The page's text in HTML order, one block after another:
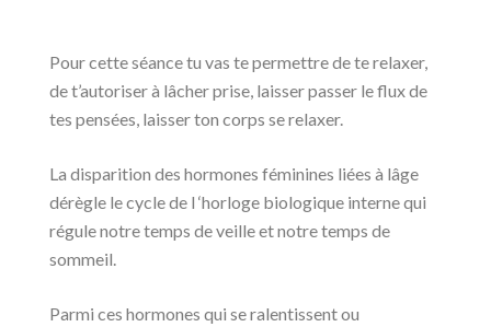
Pour cette séance tu vas te permettre de te relaxer,
de t’autoriser à lâcher prise, laisser passer le flux de
tes pensées, laisser ton corps se relaxer.
La disparition des hormones féminines liées à lâge
dérègle le cycle de l ‘horloge biologique interne qui
régule notre temps de veille et notre temps de
sommeil.
Parmi ces hormones qui se ralentissent ou